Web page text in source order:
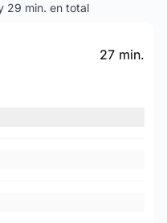
29 min. en total
27 min.